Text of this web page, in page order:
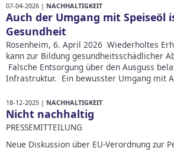
07-04-2026 | NACHHALTIGKEIT
Auch der Umgang mit Speiseöl
Gesundheit
Rosenheim, 6. April 2026 Wiederholtes
kann zur Bildung gesundheitsschädlicher
Falsche Entsorgung über den Ausguss
Infrastruktur. Ein bewusster Umgang mit
18-12-2025 | NACHHALTIGKEIT
Nicht nachhaltig
PRESSEMITTEILUNG
Neue Diskussion über EU-Verordnung zur